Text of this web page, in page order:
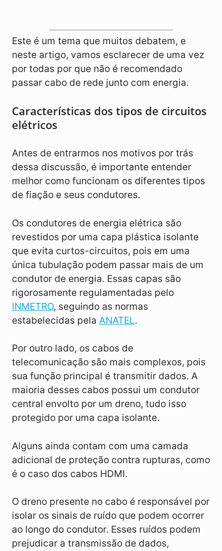
Este é um tema que muitos debatem, e
neste artigo, vamos esclarecer de uma vez
por todas por que não é recomendado
passar cabo de rede junto com energia.
Características dos tipos de circuitos
elétricos
Antes de entrarmos nos motivos por trás
dessa discussão, é importante entender
melhor como funcionam os diferentes tipos
de fiação e seus condutores.
Os condutores de energia elétrica são
revestidos por uma capa plástica isolante
que evita curtos-circuitos, pois em uma
única tubulação podem passar mais de um
condutor de energia. Essas capas são
rigorosamente regulamentadas pelo
INMETRO, seguindo as normas
estabelecidas pela ANATEL.
Por outro lado, os cabos de
telecomunicação são mais complexos, pois
sua função principal é transmitir dados. A
maioria desses cabos possui um condutor
central envolto por um dreno, tudo isso
protegido por uma capa isolante.
Alguns ainda contam com uma camada
adicional de proteção contra rupturas, como
é o caso dos cabos HDMI.
O dreno presente no cabo é responsável por
isolar os sinais de ruído que podem ocorrer
ao longo do condutor. Esses ruídos podem
prejudicar a transmissão de dados,